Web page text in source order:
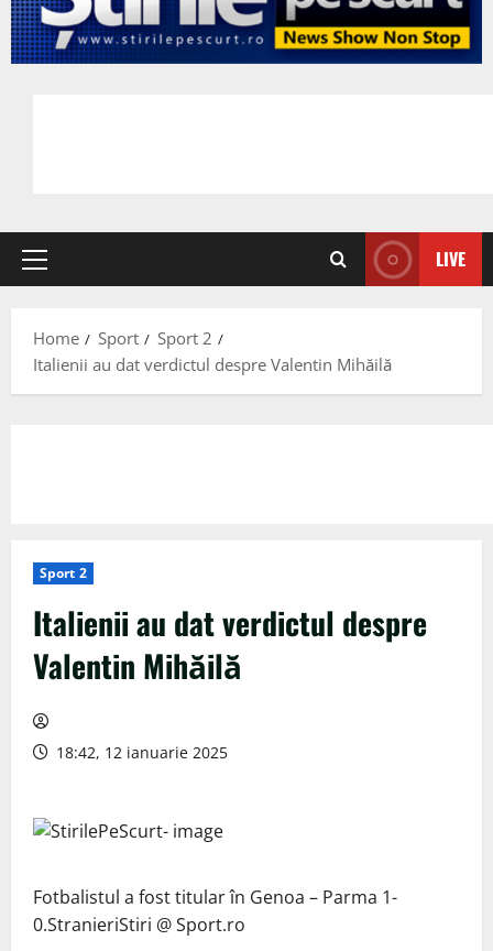
Primary
LIVE
Home Sport
Sport 2
Italienii au dat verdictul despre Valentin Mihăilă
Sport 2
Italienii au dat verdictul despre
Valentin Mihăilă
18:42, 12 ianuarie 2025
Fotbalistul a fost titular în Genoa – Parma 1-
0.StranieriStiri @ Sport.ro